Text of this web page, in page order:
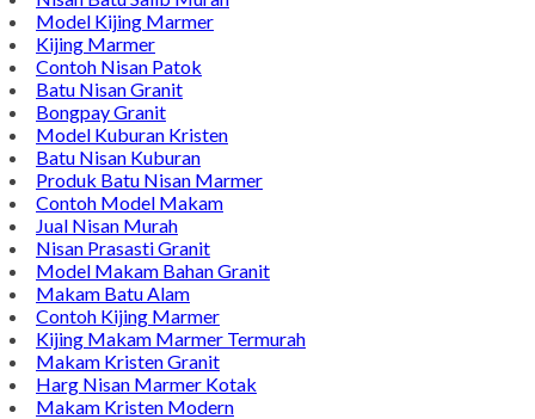
Model Kijing Marmer
Kijing Marmer
Contoh Nisan Patok
Batu Nisan Granit
Bongpay Granit
Model Kuburan Kristen
Batu Nisan Kuburan
Produk Batu Nisan Marmer
Contoh Model Makam
Jual Nisan Murah
Nisan Prasasti Granit
Model Makam Bahan Granit
Makam Batu Alam
Contoh Kijing Marmer
Kijing Makam Marmer Termurah
Makam Kristen Granit
Harg Nisan Marmer Kotak
Makam Kristen Modern